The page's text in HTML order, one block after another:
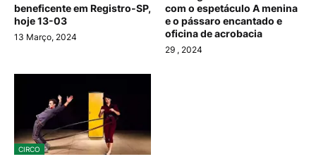
beneficente em Registro-SP,
hoje 13-03
13 Março, 2024
com o espetáculo A menina
e o pássaro encantado e
oficina de acrobacia
29 , 2024
CIRCO